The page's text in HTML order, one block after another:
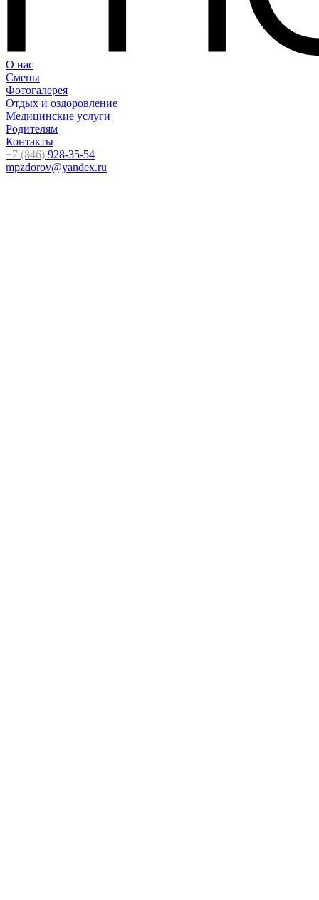
О нас
Смены
Фотогалерея
Отдых и оздоровление
Медицинские услуги
Родителям
Контакты
+7 (846) 928-35-54
mpzdorov@yandex.ru